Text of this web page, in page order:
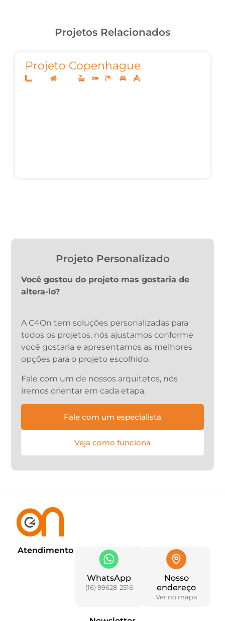
Projetos Relacionados
Projeto Copenhague
10x25 4
Projeto Personalizado
Você gostou do projeto mas gostaria de
altera-lo?
A C4On tem soluções personalizadas para
todos os projetos, nós ajustamos conforme
você gostaria e apresentamos as melhores
opções para o projeto escolhido.
Fale com um de nossos arquitetos, nós
iremos orientar em cada etapa.
Fale com um especialista
Veja como funciona
Atendimento
WhatsApp
(16) 99628-2516
Nosso
endereço
Ver no mapa